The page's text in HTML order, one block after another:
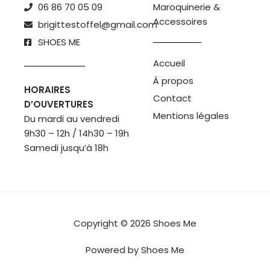
06 86 70 05 09
brigittestoffel@gmail.com
SHOES ME
HORAIRES
D’OUVERTURES
Du mardi au vendredi
9h30 – 12h / 14h30 – 19h
Samedi jusqu’à 18h
Maroquinerie &
Accessoires
Accueil
À propos
Contact
Mentions légales
Copyright © 2026 Shoes Me
Powered by Shoes Me